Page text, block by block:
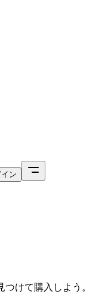
ン
つけて購入しよう。